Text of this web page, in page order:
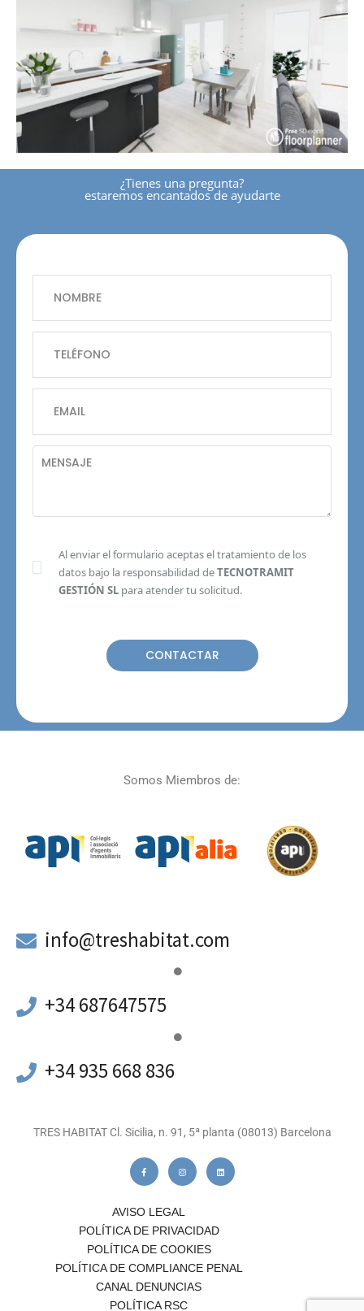
¿tienes una pregunta?
estaremos encantados de ayudarte
Al enviar el formulario aceptas el tratamiento de los
datos bajo la responsabilidad deTECNOTRAMIT
GESTIÓN SLpara atender tu solicitud.
Somos Miembros de:
info@treshabitat.com
+34 687647575
+34 935 668 836
TRES HABITAT Cl. Sicilia, n. 91, 5ª planta (08013) Barcelona
AVISO LEGAL
POLÍTICA DE PRIVACIDAD
POLÍTICA DE COOKIES
POLÍTICA DE COMPLIANCE PENAL
CANAL DENUNCIAS
POLÍTICA RSC